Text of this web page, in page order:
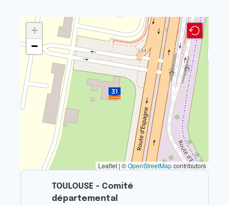
+
−
Leaflet | ©OpenStreetMapcontributors
TOULOUSE - Comité
départemental